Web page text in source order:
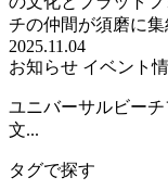
2025.11.04
お知らせ イベント
ユニバーサルビー
文...
タグで探す